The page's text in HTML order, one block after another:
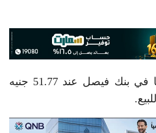
استقر سعر عملة أميركا في بنك فيصل عند 51.77 جنيه